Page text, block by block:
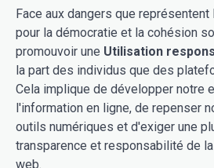
Face aux dangers que
pour la démocratie et la cohésion
promouvoir une Utilisation
la part des individus que des
Cela implique de développer notre
l'information en ligne, de repenser
outils numériques et d'exiger une
transparence et responsabilité de
web.